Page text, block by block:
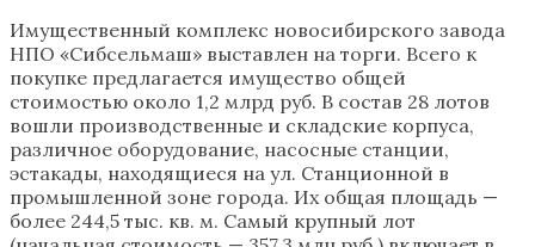
Имущественный комплекс новосибирского завода
НПО «Сибсельмаш» выставлен на торги. Всего к
покупке предлагается имущество общей
стоимостью около 1,2 млрд руб. В состав 28 лотов
вошли производственные и складские корпуса,
различное оборудование, насосные станции,
эстакады, находящиеся на ул. Станционной в
промышленной зоне города. Их общая площадь —
более 244,5 тыс. кв. м. Самый крупный лот